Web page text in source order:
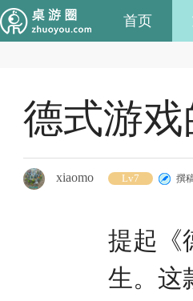
首页
德式游
xiaomo Lv7 撰
提起《
生。这